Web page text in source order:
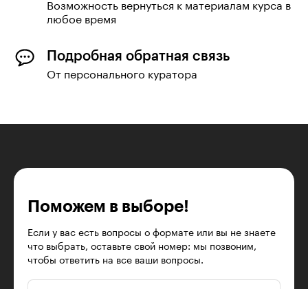
Возможность вернуться к материалам курса в
любое время
Подробная обратная связь
От персонального куратора
Поможем в выборе!
Если у вас есть вопросы о формате или вы не знаете
что выбрать, оставьте свой номер: мы позвоним,
чтобы ответить на все ваши вопросы.